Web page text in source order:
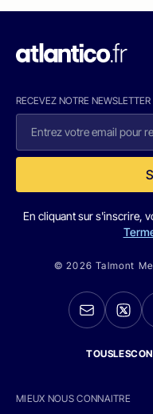
RECEVEZ NOTRE NEWSLETTER
En cliquant sur s'inscrire,
© 2026 Talmont
MIEUX NOUS CONNAITRE